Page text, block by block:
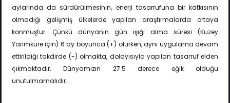
aylarında da sürdürülmesinin, enerji tasarrufuna bir katkısının
olmadığı gelişmiş ülkelerde yapılan araştırmalarda ortaya
konmuştur. Çünkü dünyanın gün ışığı alma süresi (Kuzey
Yarımküre için) 6 ay boyunca (+) olurken, aynı uygulama devam
ettirildiği takdirde (-) olmakta, dolayısıyla yapılan tasarruf elden
çıkmaktadır. Dünyamızın 27.5 derece eğik olduğu
unutulmamalıdır.